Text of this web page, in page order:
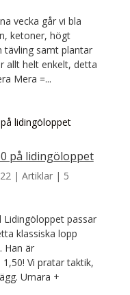
vecka går vi bla
ketoner, högt
tävling samt plantar
allt helt enkelt, detta
Mera =...
på lidingöloppet
| Artiklar| 5
Lidingöloppet passar
klassiska lopp
Han är
Vi pratar taktik,
Umara +